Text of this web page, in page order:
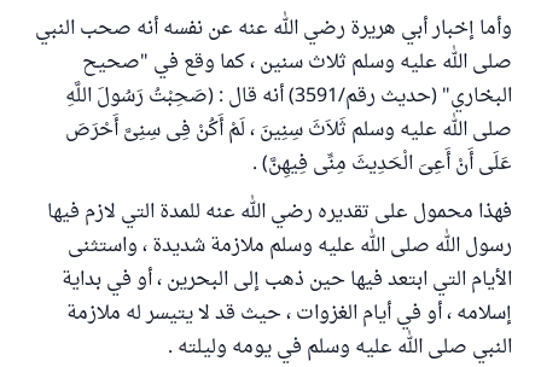
وأما إخبار أبي هريرة رضي الله عنه عن نفسه أنه صحب النبي
صلى الله عليه وسلم ثلاث سنين ، كما وقع في "صحيح
البخاري" (حديث رقم/3591) أنه قال : (صَحِبْتُ رَسُولَ اللَّهِ
صلى الله عليه وسلم ثَلاَثَ سِنِينَ ، لَمْ أَكُنْ فِى سِنِىَّ أَحْرَصَ
عَلَى أَنْ أَعِىَ الْحَدِيثَ مِنِّى فِيهِنَّ) .
فهذا محمول على تقديره رضي الله عنه للمدة التي لازم فيها
رسول الله صلى الله عليه وسلم ملازمة شديدة ، واستثنى
الأيام التي ابتعد فيها حين ذهب إلى البحرين ، أو في بداية
إسلامه ، أو في أيام الغزوات ، حيث قد لا يتيسر له ملازمة
النبي صلى الله عليه وسلم في يومه وليلته .